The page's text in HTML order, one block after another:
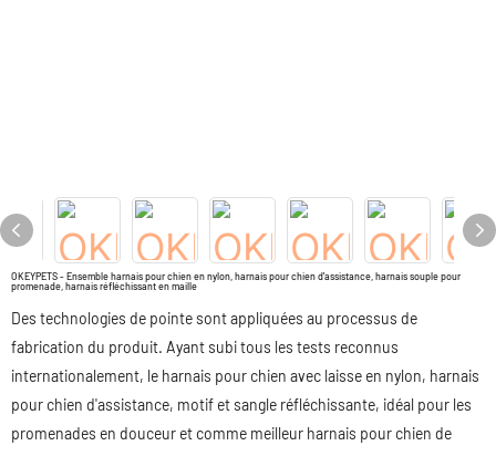
OKEYPETS - Ensemble harnais pour chien en nylon, harnais pour chien d'assistance, harnais souple pour
promenade, harnais réfléchissant en maille
Des technologies de pointe sont appliquées au processus de
fabrication du produit. Ayant subi tous les tests reconnus
internationalement, le harnais pour chien avec laisse en nylon, harnais
pour chien d'assistance, motif et sangle réfléchissante, idéal pour les
promenades en douceur et comme meilleur harnais pour chien de